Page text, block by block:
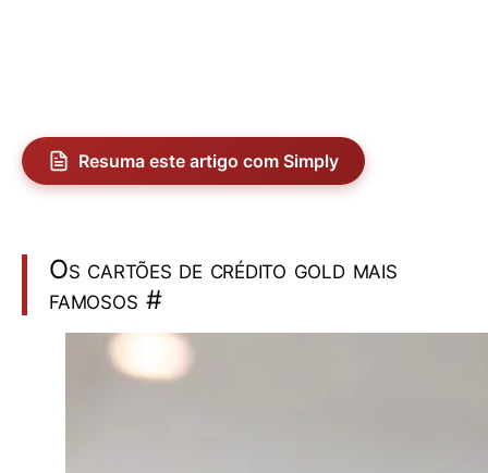
Resuma este artigo com Simply
Os cartões de crédito gold mais
famosos #